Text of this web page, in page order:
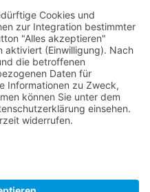
Seiten
Blockflöten